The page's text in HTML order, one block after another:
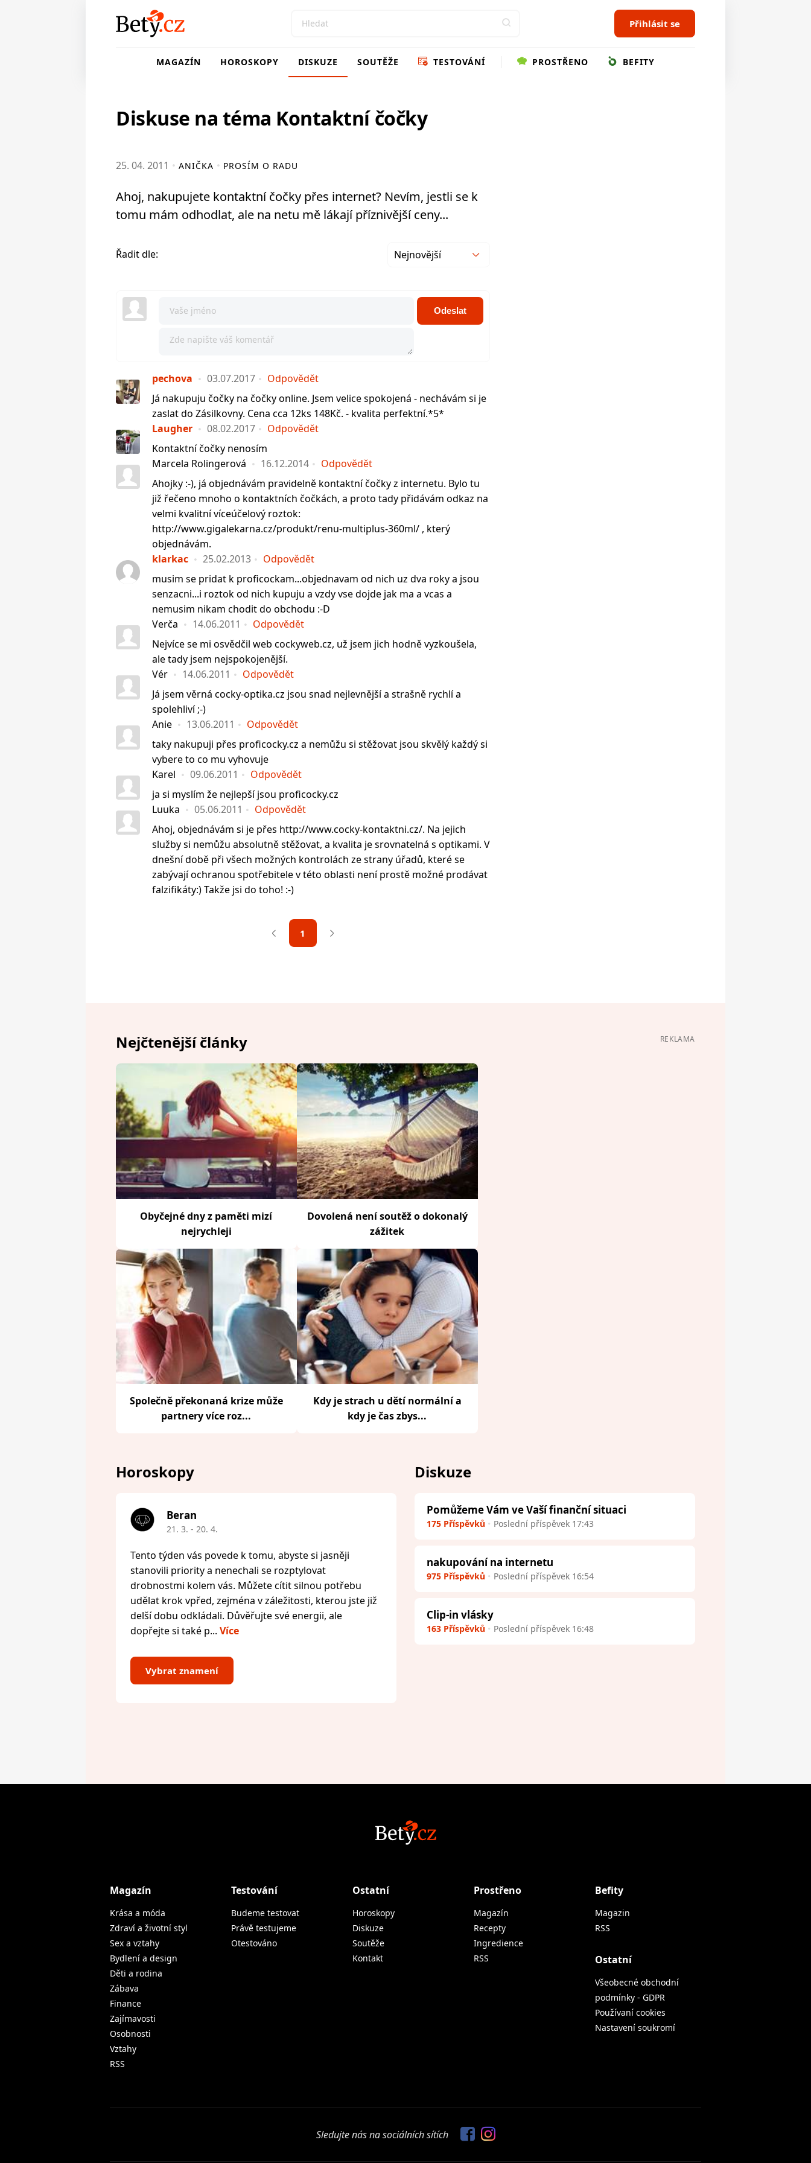
Přihlásit se
MAGAZÍN HOROSKOPY DISKUZE SOUTĚŽE TESTOVÁNÍ PROSTŘENO BEFITY
Diskuse na téma Kontaktní čočky
25. 04. 2011 ANIČKA PROSÍM O RADU
Ahoj, nakupujete kontaktní čočky přes internet? Nevím, jestli se k
tomu mám odhodlat, ale na netu mě lákají příznivější ceny...
Řadit dle: Nejnovější
Odeslat
pechova 03.07.2017
Odpovědět
Já nakupuju čočky na čočky online. Jsem velice spokojená - nechávám si je
zaslat do Zásilkovny. Cena cca 12ks 148Kč. - kvalita perfektní.*5*
Laugher
08.02.2017
Odpovědět
Kontaktní čočky nenosím
Marcela Rolingerová
16.12.2014
Odpovědět
Ahojky :-), já objednávám pravidelně kontaktní čočky z internetu. Bylo tu
již řečeno mnoho o kontaktních čočkách, a proto tady přidávám odkaz na
velmi kvalitní víceúčelový roztok:
http://www.gigalekarna.cz/produkt/renu-multiplus-360ml/ , který
objednávám.
klarkac
25.02.2013
Odpovědět
musim se pridat k proficockam...objednavam od nich uz dva roky a jsou
senzacni...i roztok od nich kupuju a vzdy vse dojde jak ma a vcas a
nemusim nikam chodit do obchodu :-D
Verča
14.06.2011
Odpovědět
Nejvíce se mi osvědčil web cockyweb.cz, už jsem jich hodně vyzkoušela,
ale tady jsem nejspokojenější.
Vér
14.06.2011
Odpovědět
Já jsem věrná cocky-optika.cz jsou snad nejlevnější a strašně rychlí a
spolehliví ;-)
Anie
13.06.2011
Odpovědět
taky nakupuji přes proficocky.cz a nemůžu si stěžovat jsou skvělý každý si
vybere to co mu vyhovuje
Karel
09.06.2011
Odpovědět
ja si myslím že nejlepší jsou proficocky.cz
Luuka
05.06.2011
Odpovědět
Ahoj, objednávám si je přes http://www.cocky-kontaktni.cz/. Na jejich
služby si nemůžu absolutně stěžovat, a kvalita je srovnatelná s optikami. V
dnešní době při všech možných kontrolách ze strany úřadů, které se
zabývají ochranou spotřebitele v této oblasti není prostě možné prodávat
falzifikáty:) Takže jsi do toho! :-)
1
Nejčtenější články
Obyčejné dny z paměti mizí
nejrychleji
Dovolená není soutěž o dokonalý
zážitek
Společně překonaná krize může
partnery více roz...
Kdy je strach u dětí normální a
kdy je čas zbys...
REKLAMA
Horoskopy
Beran
21. 3. - 20. 4.
Tento týden vás povede k tomu, abyste si jasněji
stanovili priority a nenechali se rozptylovat
drobnostmi kolem vás. Můžete cítit silnou potřebu
udělat krok vpřed, zejména v záležitosti, kterou jste již
delší dobu odkládali. Důvěřujte své energii, ale
dopřejte si také p... Více
Vybrat znamení
Diskuze
Pomůžeme Vám ve Vaší finanční situaci
175 Příspěvků Poslední příspěvek 17:43
nakupování na internetu
975 Příspěvků Poslední příspěvek 16:54
Clip-in vlásky
163 Příspěvků Poslední příspěvek 16:48
Magazín
Krása a móda
Zdraví a životní styl
Sex a vztahy
Bydlení a design
Děti a rodina
Zábava
Finance
Zajímavosti
Osobnosti
Vztahy
RSS
Testování
Budeme testovat
Právě testujeme
Otestováno
Ostatní
Horoskopy
Diskuze
Soutěže
Kontakt
Prostřeno
Magazín
Recepty
Ingredience
RSS
Befity
Magazin
RSS
Ostatní
Všeobecné obchodní
podmínky - GDPR
Používaní cookies
Nastavení soukromí
Sledujte nás na sociálních sítích